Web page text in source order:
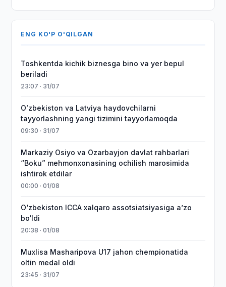
ENG KO'P O'QILGAN
Toshkentda kichik biznesga bino va yer bepul
beriladi
23:07 · 31/07
Oʻzbekiston va Latviya haydovchilarni
tayyorlashning yangi tizimini tayyorlamoqda
09:30 · 31/07
Markaziy Osiyo va Ozarbayjon davlat rahbarlari
“Boku” mehmonxonasining ochilish marosimida
ishtirok etdilar
00:00 · 01/08
O‘zbekiston ICCA xalqaro assotsiatsiyasiga aʼzo
bo‘ldi
20:38 · 01/08
Muxlisa Masharipova U17 jahon chempionatida
oltin medal oldi
23:45 · 31/07